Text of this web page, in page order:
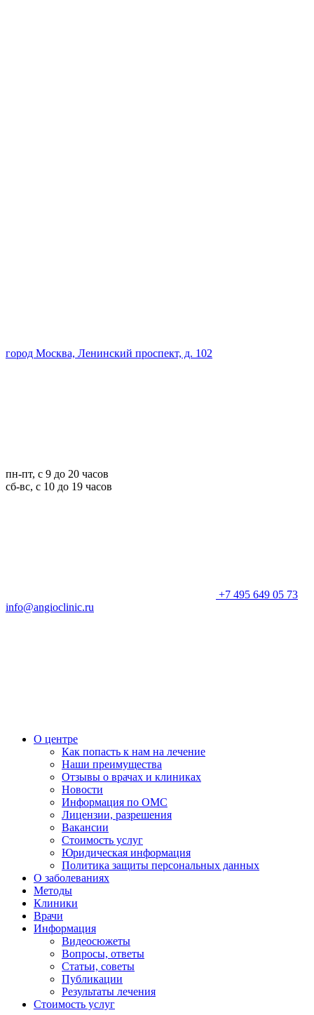
город Москва, Ленинский проспект, д. 102
пн-пт, с 9 до 20 часов
сб-вс, с 10 до 19 часов
+7 495 649 05 73
info@angioclinic.ru
О центре
Как попасть к нам на лечение
Наши преимущества
Отзывы о врачах и клиниках
Новости
Информация по ОМС
Лицензии, разрешения
Вакансии
Стоимость услуг
Юридическая информация
Политика защиты персональных данных
О заболеваниях
Методы
Клиники
Врачи
Информация
Видеосюжеты
Вопросы, ответы
Статьи, советы
Публикации
Результаты лечения
Стоимость услуг